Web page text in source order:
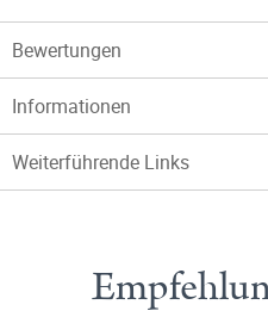
Bewertungen
Informationen
Weiterführende Links